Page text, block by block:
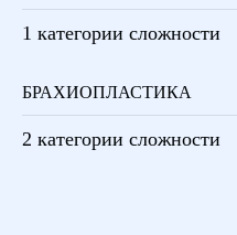
1 категории сложности
БРАХИОПЛАСТИКА
2 категории сложности